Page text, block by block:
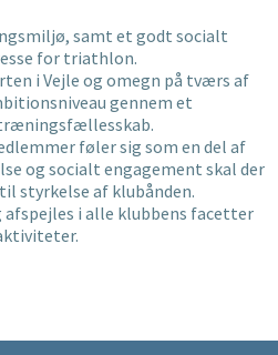
samt et godt socialt
for triathlon.
i Vejle og omegn på tværs af
gennem et
føler sig som en del af
og socialt engagement skal der
styrkelse af klubånden.
i alle klubbens facetter